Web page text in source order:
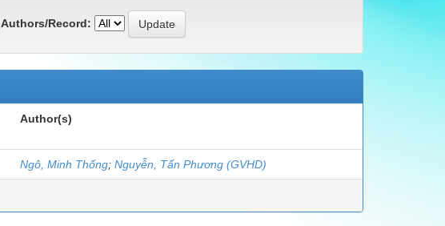
Authors/Record:
Author(s)
Ngô, Minh Thống; Nguyễn, Tấn Phương (GVHD)